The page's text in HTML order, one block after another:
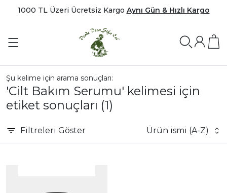
1000 TL Üzeri Ücretsiz Kargo Aynı Gün & Hızlı Kargo
Şu kelime için arama sonuçları:
'Cilt Bakım Serumu' kelimesi için
etiket sonuçları (1)
Filtreleri Göster Ürün ismi (A-Z)